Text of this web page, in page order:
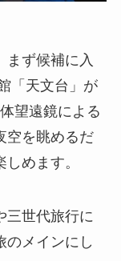
まず候補に入
「天文台」が
望遠鏡による
空を眺めるだ
めます。
三世代旅行に
のメインにし